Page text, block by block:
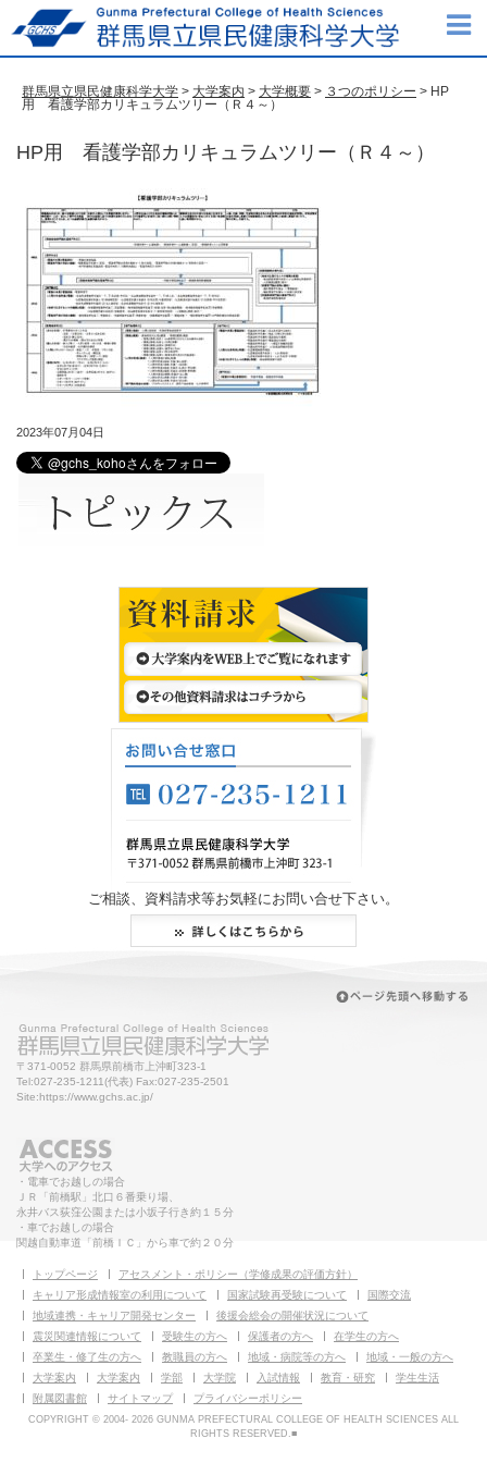
群馬県立県民健康科学大学 > 大学案内 > 大学概要 > ３つのポリシー > HP
用 看護学部カリキュラムツリー（Ｒ４～）
HP用 看護学部カリキュラムツリー（Ｒ４～）
2023年07月04日
ご相談、資料請求等お気軽にお問い合せ下さい。
〒371-0052 群馬県前橋市上沖町323-1
Tel:027-235-1211(代表) Fax:027-235-2501
Site:https://www.gchs.ac.jp/
・電車でお越しの場合
ＪＲ「前橋駅」北口６番乗り場、
永井バス荻窪公園または小坂子行き約１５分
・車でお越しの場合
関越自動車道「前橋ＩＣ」から車で約２０分
トップページ
アセスメント・ポリシー（学修成果の評価方針）
キャリア形成情報室の利用について
国家試験再受験について
国際交流
地域連携・キャリア開発センター
後援会総会の開催状況について
震災関連情報について
受験生の方へ 保護者の方へ
在学生の方へ
卒業生・修了生の方へ
教職員の方へ 地域・病院等の方へ
地域・一般の方へ
大学案内
大学案内 学部 大学院 入試情報 教育・研究
学生生活
附属図書館
サイトマップ プライバシーポリシー
COPYRIGHT © 2004- 2026 GUNMA PREFECTURAL COLLEGE OF HEALTH SCIENCES ALL
RIGHTS RESERVED.■